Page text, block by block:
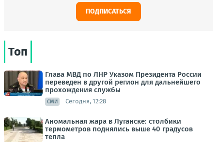
ПОДПИСАТЬСЯ
Топ
Глава МВД по ЛНР Указом Президента России
переведен в другой регион для дальнейшего
прохождения службы
СМИ Сегодня, 12:28
Аномальная жара в Луганске: столбики
термометров поднялись выше 40 градусов
тепла